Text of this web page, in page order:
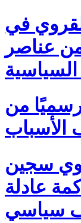
في
عناصر
السياسية
من
سجين
عادلة
سياسي